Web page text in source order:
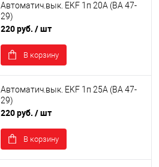
Автоматич.вык. EKF 1п 20А (ВА 47-
29)
220 руб. / шт
В корзину
Автоматич.вык. EKF 1п 25А (ВА 47-
29)
220 руб. / шт
В корзину